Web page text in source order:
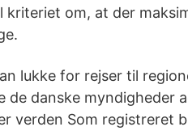
kriteriet om, at der
lukke for rejser til
danske myndigheder
verden Som registreret